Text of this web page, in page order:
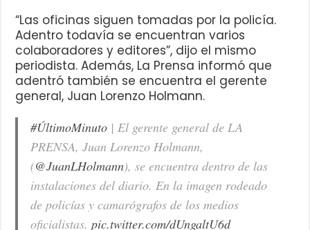
“Las oficinas siguen tomadas por la policía.
Adentro todavía se encuentran varios
colaboradores y editores”, dijo el mismo
periodista. Además, La Prensa informó que
adentró también se encuentra el gerente
general, Juan Lorenzo Holmann.
#ÚltimoMinuto | El gerente general de LA
PRENSA, Juan Lorenzo Holmann,
(@JuanLHolmann), se encuentra dentro de las
instalaciones del diario. En la imagen rodeado
de policías y camarógrafos de los medios
oficialistas.pic.twitter.com/dUngaltU6d